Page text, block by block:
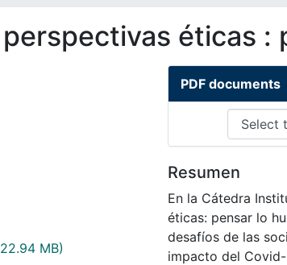
éticas :
MB)
PDF documents
Resumen
En la Cátedra
éticas: pensar lo
desafíos de las
impacto del